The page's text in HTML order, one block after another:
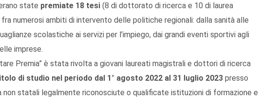
state premiate 18 tesi (8 di dottorato di ricerca e 10 di laurea
numerosi ambiti di intervento delle politiche regionali: dalla sanità alle
scolastiche ai servizi per l’impiego, dai grandi eventi sportivi agli
imprese.
Premia” è stata rivolta a giovani laureati magistrali e dottori di ricerca
di studio nel periodo dal 1° agosto 2022 al 31 luglio 2023 presso
non statali legalmente riconosciute o qualificate istituzioni di formazione e